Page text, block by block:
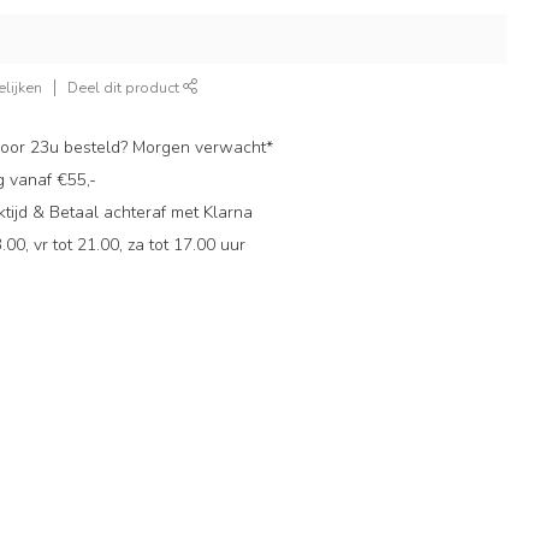
Deel dit product
23u besteld? Morgen verwacht*
vanaf €55,-
& Betaal achteraf met Klarna
vr tot 21.00, za tot 17.00 uur